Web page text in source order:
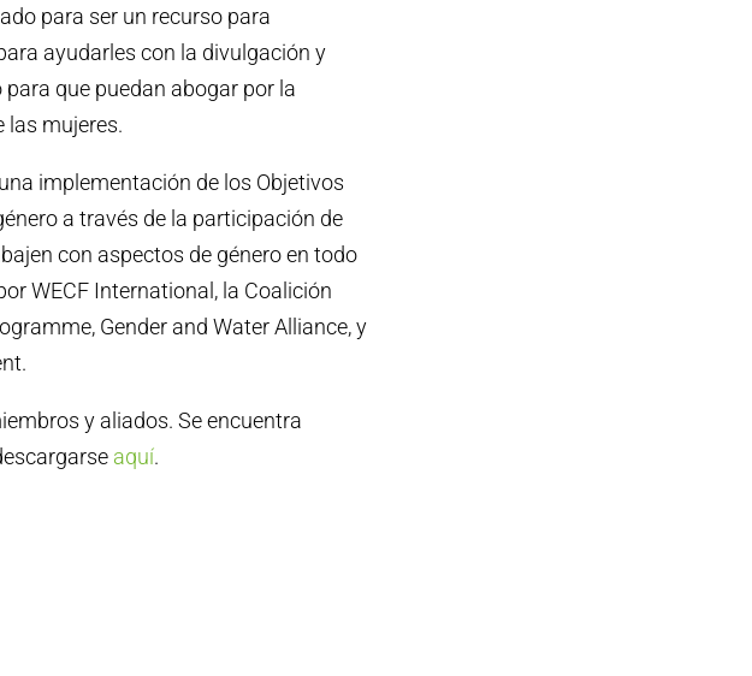
para ser un recurso para
ayudarles con la divulgación y
que puedan abogar por la
las mujeres.
implementación de los Objetivos
a través de la participación de
con aspectos de género en todo
WECF International, la Coalición
Gender and Water Alliance, y
y aliados. Se encuentra
aquí.